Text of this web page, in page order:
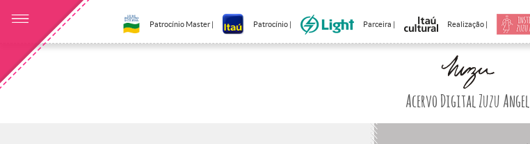
Patrocínio Master | Patrocínio | Parceira | Realização |
Acervo Digital Zuzu Angel